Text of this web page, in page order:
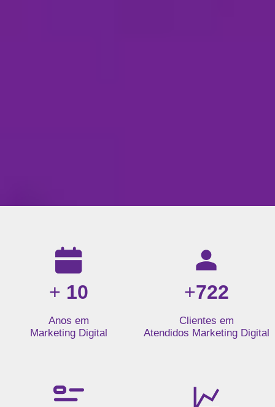
Resultados da nossa agência de marketing digital: mais
+ 10
Anos em
Marketing Digital
+722
Clientes em
Atendidos Marketing Digital